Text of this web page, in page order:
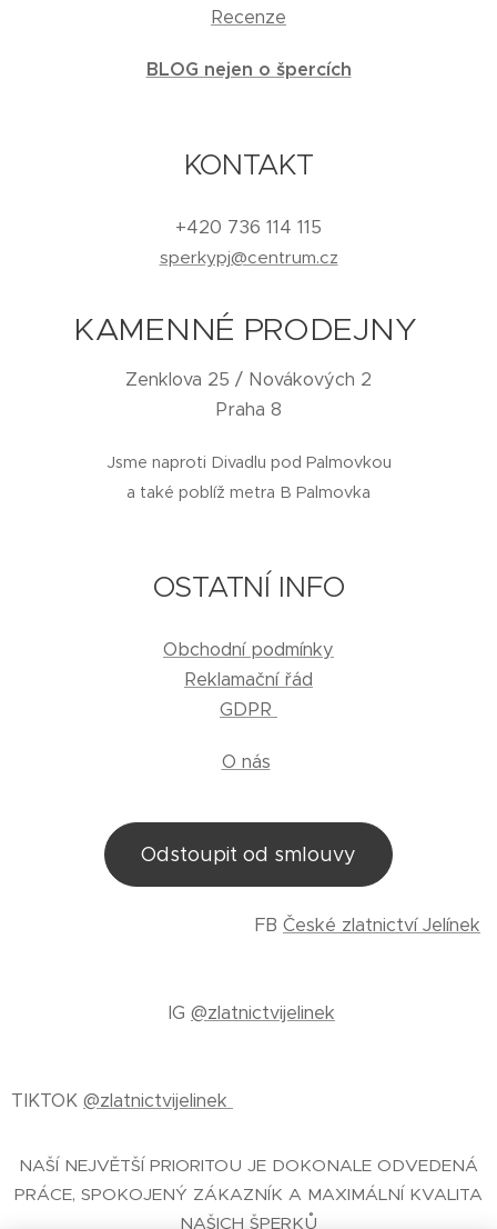
Recenze
BLOG nejen o špercích
KONTAKT
+420 736 114 115
sperkypj@centrum.cz
KAMENNÉ PRODEJNY
Zenklova 25 / Novákových 2
Praha 8
Jsme naproti Divadlu pod Palmovkou
a také poblíž metra B Palmovka
OSTATNÍ INFO
Obchodní podmínky
Reklamační řád
GDPR
O nás
Odstoupit od smlouvy
FB České zlatnictví Jelínek
IG @zlatnictvijelinek
TIKTOK @zlatnictvijelinek
NAŠÍ NEJVĚTŠÍ PRIORITOU JE DOKONALE ODVEDENÁ
PRÁCE, SPOKOJENÝ ZÁKAZNÍK A MAXIMÁLNÍ KVALITA
NAŠICH ŠPERKŮ